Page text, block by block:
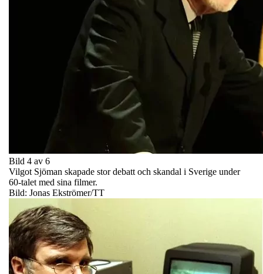
Bild 4 av 6
Vilgot Sjöman skapade stor debatt och skandal i Sverige under
60-talet med sina filmer.
Bild: Jonas Ekströmer/TT